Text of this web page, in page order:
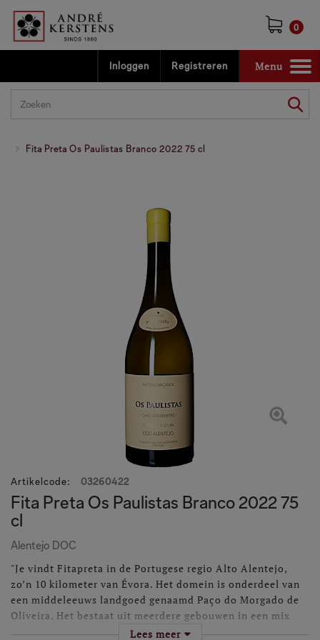
0
Inloggen Registreren
Toggle
navigation
Menu
Fita Preta Os Paulistas Branco 2022 75 cl
Artikelcode: 03260422
Fita Preta Os Paulistas Branco 2022 75
cl
Alentejo DOC
"Je vindt Fitapreta in de Portugese regio Alto Alentejo,
zo’n 10 kilometer van Évora. Het domein is onderdeel van
een middeleeuws landgoed genaamd Paço do Morgado de
Oliveira. Het bestaat uit meerdere gebouwen in een mix
van oud en nieuw, met als meesterzet een moderne
Lees meer